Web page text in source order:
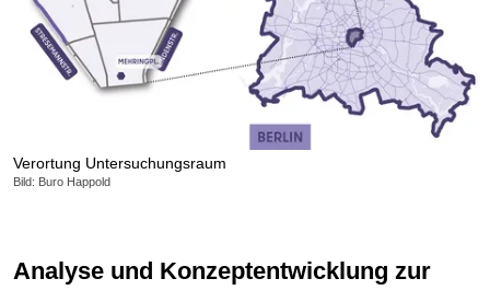
Verortung Untersuchungsraum
Bild: Buro Happold
Analyse und Konzeptentwicklung zur